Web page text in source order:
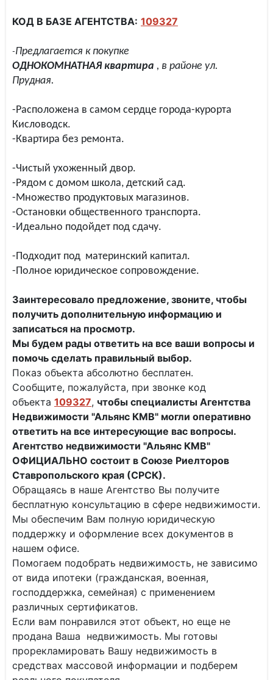
КОД В БАЗЕ АГЕНТСТВА: 109327
-Предлагается к покупке
ОДНОКОМНАТНАЯ квартира , в районе ул.
Прудная.
-Расположена в самом сердце города-курорта
Кисловодск.
-Квартира без ремонта.
-Чистый ухоженный двор.
-Рядом с домом школа, детский сад.
-Множество продуктовых магазинов.
-Остановки общественного транспорта.
-Идеально подойдет под сдачу.
-Подходит под материнский капитал.
-Полное юридическое сопровождение.
Заинтересовало предложение, звоните, чтобы
получить дополнительную информацию и
записаться на просмотр.
Мы будем рады ответить на все ваши вопросы и
помочь сделать правильный выбор.
Показ объекта абсолютно бесплатен.
Сообщите, пожалуйста, при звонке код
объекта 109327, чтобы специалисты Агентства
Недвижимости "Альянс КМВ" могли оперативно
ответить на все интересующие вас вопросы.
Агентство недвижимости "Альянс КМВ"
ОФИЦИАЛЬНО состоит в Союзе Риелторов
Ставропольского края (СРСК).
Обращаясь в наше Агентство Вы получите
бесплатную консультацию в сфере недвижимости.
Мы обеспечим Вам полную юридическую
поддержку и оформление всех документов в
нашем офисе.
Помогаем подобрать недвижимость, не зависимо
от вида ипотеки (гражданская, военная,
господдержка, семейная) с применением
различных сертификатов.
Если вам понравился этот объект, но еще не
продана Ваша недвижимость. Мы готовы
прорекламировать Вашу недвижимость в
средствах массовой информации и подберем